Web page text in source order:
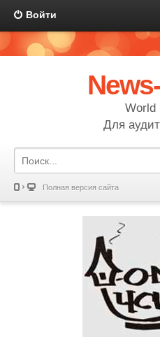
Войти
World
Для
Полная версия сайта